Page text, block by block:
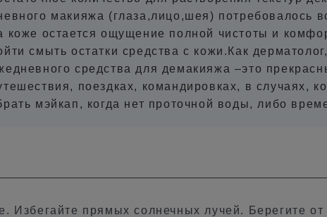
макияжа (глаза,лицо,шея) потребовалось
коже остается ощущение полной чистоты и
смыть остатки средства с кожи.Как
средства для демакияжа –это
поездках, командировках, в случаях,
мэйкап, когда нет проточной воды, либо
Избегайте прямых солнечных лучей. Берегите от